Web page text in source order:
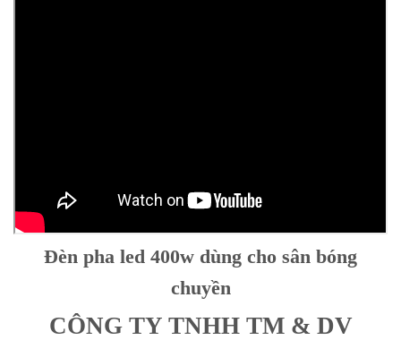
Đèn pha led 400w dùng cho sân bóng
chuyền
CÔNG TY TNHH TM & DV